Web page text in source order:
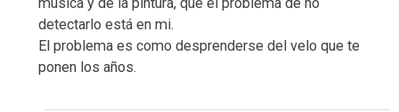
música y de la pintura, que el problema de no
detectarlo está en mi.
El problema es como desprenderse del velo que te
ponen los años.